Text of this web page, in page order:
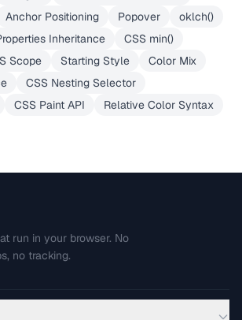
Anchor Positioning Popover
oklch()
Inheritance
CSS min()
Scope Starting Style
Color Mix
CSS Nesting Selector
CSS Paint API Relative Color Syntax
run in your browser. No
no tracking.